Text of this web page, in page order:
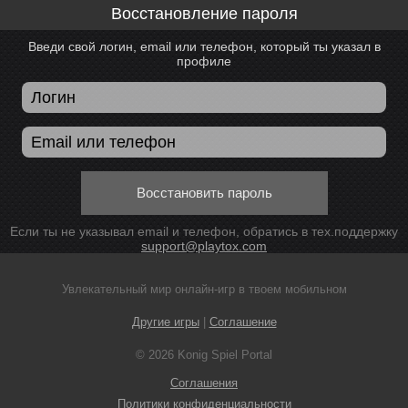
Восстановление пароля
Введи свой логин, email или телефон, который ты указал в
профиле
Восстановить пароль
Если ты не указывал email и телефон, обратись в тех.поддержку
support@playtox.com
Увлекательный мир онлайн-игр в твоем мобильном
Другие игры| Соглашение
© 2026 Konig Spiel Portal
Соглашения
Политики конфиденциальности